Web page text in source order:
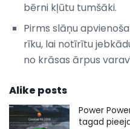
bērni kļūtu tumšāki.
Pirms slāņu
rīku, lai notīrītu
no krāsas ārpus
Alike posts
Power
tagad